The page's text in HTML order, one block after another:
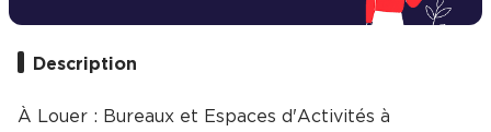
Description
À Louer : Bureaux et Espaces d'Activités à